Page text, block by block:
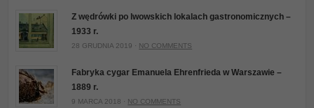
Z wędrówki po lwowskich lokalach gastronomicznych –
1933 r.
28 GRUDNIA 2019 · NO COMMENTS
Fabryka cygar Emanuela Ehrenfrieda w Warszawie –
1889 r.
9 MARCA 2018 · NO COMMENTS